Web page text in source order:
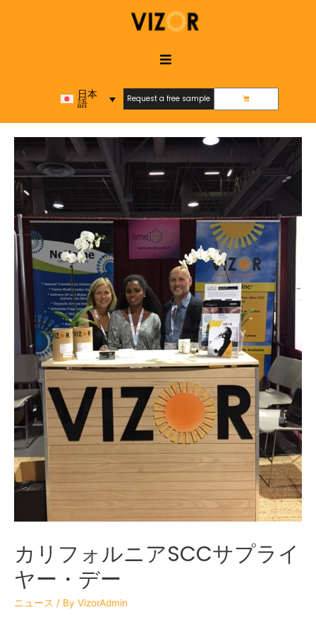
日本
語
Request a free sample
カリフォルニアSCCサプライ
ヤー・デー
ニュース / By VizorAdmin